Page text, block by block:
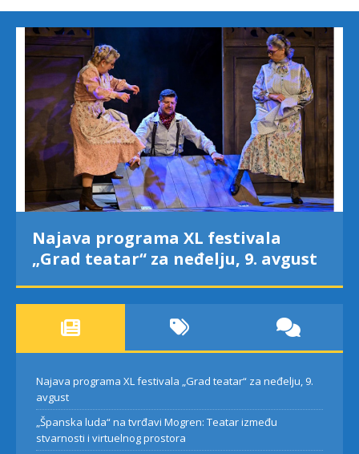
Najava programa XL festivala
„Grad teatar“ za neđelju, 9. avgust
Najava programa XL festivala „Grad teatar“ za neđelju, 9.
avgust
„Španska luda“ na tvrđavi Mogren: Teatar između
stvarnosti i virtuelnog prostora